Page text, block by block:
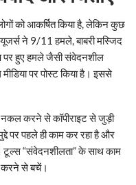
को आकर्षित किया है, लेकिन कुछ
ने 9/11 हमले, बाबरी मस्जिद
पर हुए हमले जैसी संवेदनशील
पर पोस्ट किया है। इससे
नकल करने से कॉपीराइट से जुड़ी
पर पहले ही काम कर रहा है और
टूल्स “संवेदनशीलता” के साथ काम
करने से बचें।